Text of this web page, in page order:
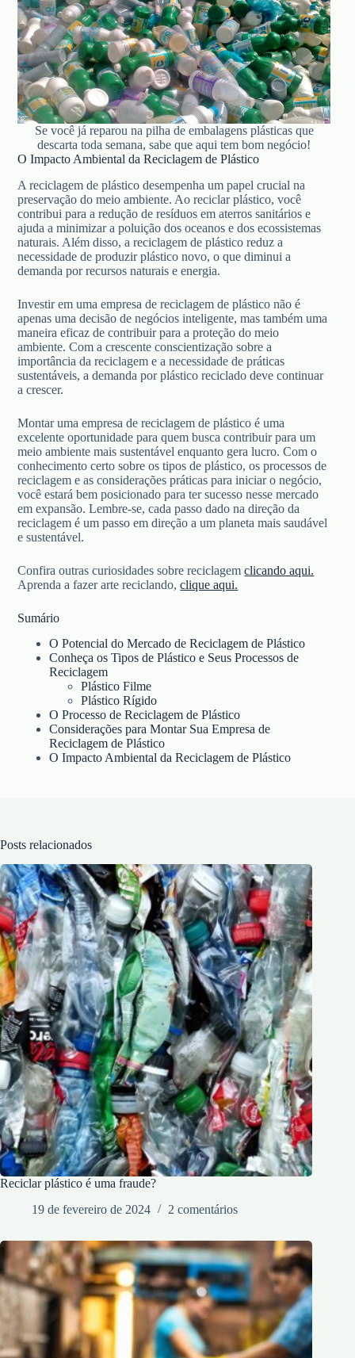
Se você já reparou na pilha de embalagens plásticas que
descarta toda semana, sabe que aqui tem bom negócio!
O Impacto Ambiental da Reciclagem de Plástico
A reciclagem de plástico desempenha um papel crucial na
preservação do meio ambiente. Ao reciclar plástico, você
contribui para a redução de resíduos em aterros sanitários e
ajuda a minimizar a poluição dos oceanos e dos ecossistemas
naturais. Além disso, a reciclagem de plástico reduz a
necessidade de produzir plástico novo, o que diminui a
demanda por recursos naturais e energia.
Investir em uma empresa de reciclagem de plástico não é
apenas uma decisão de negócios inteligente, mas também uma
maneira eficaz de contribuir para a proteção do meio
ambiente. Com a crescente conscientização sobre a
importância da reciclagem e a necessidade de práticas
sustentáveis, a demanda por plástico reciclado deve continuar
a crescer.
Montar uma empresa de reciclagem de plástico é uma
excelente oportunidade para quem busca contribuir para um
meio ambiente mais sustentável enquanto gera lucro. Com o
conhecimento certo sobre os tipos de plástico, os processos de
reciclagem e as considerações práticas para iniciar o negócio,
você estará bem posicionado para ter sucesso nesse mercado
em expansão. Lembre-se, cada passo dado na direção da
reciclagem é um passo em direção a um planeta mais saudável
e sustentável.
Confira outras curiosidades sobre reciclagemclicando aqui.
Aprenda a fazer arte reciclando,clique aqui.
Sumário
O Potencial do Mercado de Reciclagem de Plástico
Conheça os Tipos de Plástico e Seus Processos de
Reciclagem
Plástico Filme
Plástico Rígido
O Processo de Reciclagem de Plástico
Considerações para Montar Sua Empresa de
Reciclagem de Plástico
O Impacto Ambiental da Reciclagem de Plástico
Posts relacionados
Reciclar plástico é uma fraude?
19 de fevereiro de 2024
2 comentários